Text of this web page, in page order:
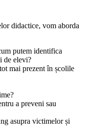
didactice, vom aborda
putem identifica
de elevi?
mai prezent în școlile
a preveni sau
asupra victimelor și